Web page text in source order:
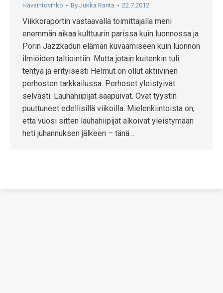
Havaintovihko By Jukka Ranta 22.7.2012
Viikkoraportin vastaavalla toimittajalla meni
enemmän aikaa kulttuurin parissa kuin luonnossa ja
Porin Jazzkadun elämän kuvaamiseen kuin luonnon
ilmiöiden taltiointiin. Mutta jotain kuitenkin tuli
tehtyä ja erityisesti Helmut on ollut aktiivinen
perhosten tarkkailussa. Perhoset yleistyivät
selvästi. Lauhahiipijät saapuivat. Ovat tyystin
puuttuneet edellisillä viikoilla. Mielenkiintoista on,
että vuosi sitten lauhahiipijät alkoivat yleistymään
heti juhannuksen jälkeen – tänä…